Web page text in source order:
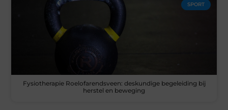
SPORT
Fysiotherapie Roelofarendsveen: deskundige begeleiding bij
herstel en beweging